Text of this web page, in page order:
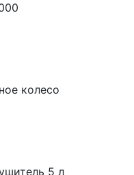
колесо
5 л